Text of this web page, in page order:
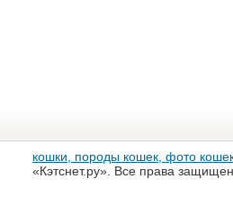
кошки, породы кошек, фото
«Кэтснет.ру». Все права